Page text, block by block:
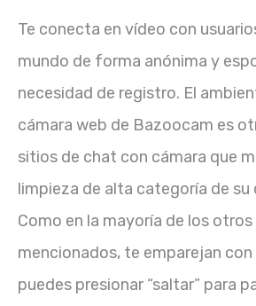
Te conecta en vídeo con
mundo de forma anónima y
necesidad de registro. El
cámara web de Bazoocam es
sitios de chat con cámara que
limpieza de alta categoría de su
Como en la mayoría de los
mencionados, te emparejan con
puedes presionar “saltar” para